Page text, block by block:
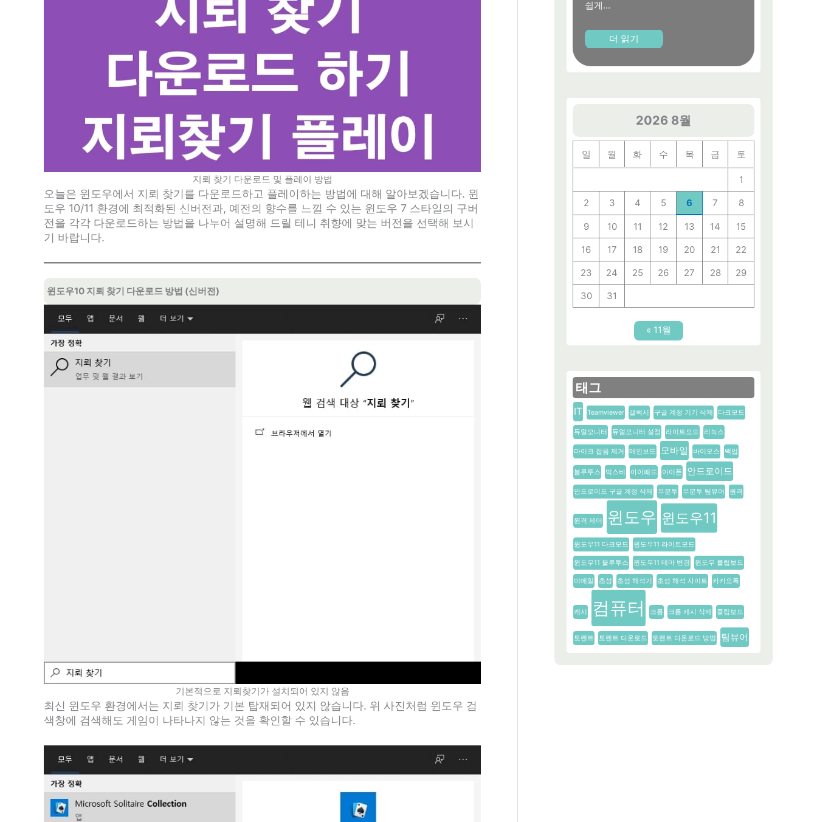
지뢰 찾기 다운로드 및 플레이 방법
오늘은 윈도우에서 지뢰 찾기를 다운로드하고 플레이하는 방법에 대해 알아보겠습니다. 윈
도우 10/11 환경에 최적화된 신버전과, 예전의 향수를 느낄 수 있는 윈도우 7 스타일의 구버
전을 각각 다운로드하는 방법을 나누어 설명해 드릴 테니 취향에 맞는 버전을 선택해 보시
기 바랍니다.
윈도우10 지뢰 찾기 다운로드 방법 (신버전)
기본적으로 지뢰찾기가 설치되어 있지 않음
최신 윈도우 환경에서는 지뢰 찾기가 기본 탑재되어 있지 않습니다. 위 사진처럼 윈도우 검
색창에 검색해도 게임이 나타나지 않는 것을 확인할 수 있습니다.
쉽게...
더 읽기
2026 8월
일 월 화 수 목 금 토
1
2
3 4 5 6 7 8
9 10 11 12 13 14
15
16
17 18 19 20 21
22
23
24 25 26 27 28
29
30
31
« 11월
태그
IT Teamviewer 갤럭시 구글 계정 기기 삭제 다크모드
듀얼모니터 듀얼모니터 설정 라이트모드 리눅스
마이크 잡음 제거 메인보드 모바일 바이오스 백업
블루투스 빅스비 아이패드 아이폰 안드로이드
안드로이드 구글 계정 삭제 우분투 우분투 팀뷰어 원격
원격 제어 윈도우 윈도우11
윈도우11 다크모드 윈도우11 라이트모드
윈도우11 블루투스 윈도우11 테마 변경 윈도우 클립보드
이메일 초성 초성 해석기 초성 해석 사이트 카카오톡
캐시 컴퓨터 크롬 크롬 캐시 삭제 클립보드
토렌트 토렌트 다운로드 토렌트 다운로드 방법 팀뷰어